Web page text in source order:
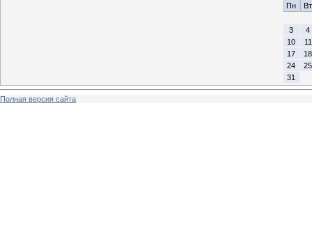
Пн
Вт
3
4
10
11
17
18
24
25
31
Полная версия сайта